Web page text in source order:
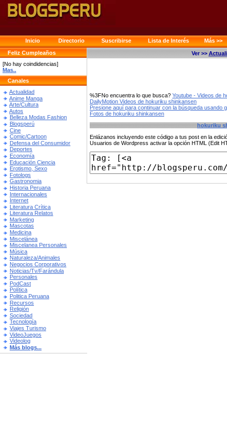
Inicio Directorio Suscribirse Lista de Interés
Más >>
Feliz Cumpleaños
[No hay coindidencias]
Mas..
Canales
Actualidad
Anime Manga
Arte/Cultura
Autos
Belleza Modas Fashion
Blogsperú
Cine
Comic/Cartoon
Defensa del Consumidor
Deportes
Economía
Educación Ciencia
Erotismo, Sexo
Fotologs
Gastronomia
Historia Peruana
Internacionales
Internet
Literatura Crítica
Literatura Relatos
Marketing
Mascotas
Medicina
Miscelánea
Miscelanea Personales
Música
Naturaleza/Animales
Negocios Corporativos
Noticias/Tv/Farándula
Personales
PodCast
Política
Politica Peruana
Recursos
Religión
Sociedad
Tecnología
Viajes Turismo
VideoJuegos
Videolog
Más blogs...
Ver >>
%3FNo encuentra lo que busca? Youtube - Videos de
DailyMotion Videos de hokuriku shinkansen
Presione aquí para continuar con la búsqueda usando
Fotos de hokuriku shinkansen
hokuriku
Enlázanos incluyendo este código a tus post en la
Usuarios de Wordpress activar la opción HTML (Edit